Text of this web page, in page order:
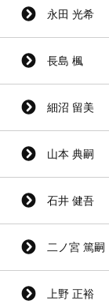
永田 光希
長島 楓
細沼 留美
山本 典嗣
石井 健吾
二ノ宮 篤嗣
上野 正裕